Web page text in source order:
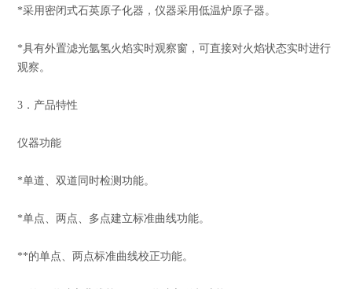
*采用密闭式石英原子化器，仪器采用低温炉原子器。
*具有外置滤光氩氢火焰实时观察窗，可直接对火焰状态实时进行
观察。
3．产品特性
仪器功能
*单道、双道同时检测功能。
*单点、两点、多点建立标准曲线功能。
**的单点、两点标准曲线校正功能。